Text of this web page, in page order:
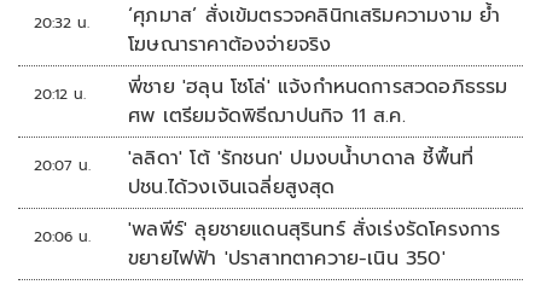
20:32 น.
‘ศุภมาส’ สั่งเข้มตรวจคลินิกเสริมความงาม ย้ำ
โฆษณาราคาต้องจ่ายจริง
20:12 น.
พี่ชาย 'ฮลุน โซโล่' แจ้งกำหนดการสวดอภิธรรม
ศพ เตรียมจัดพิธีฌาปนกิจ 11 ส.ค.
20:07 น.
'ลลิดา' โต้ 'รักชนก' ปมงบน้ำบาดาล ชี้พื้นที่
ปชน.ได้วงเงินเฉลี่ยสูงสุด
20:06 น.
'พลพีร์' ลุยชายแดนสุรินทร์ สั่งเร่งรัดโครงการ
ขยายไฟฟ้า 'ปราสาทตาควาย-เนิน 350'